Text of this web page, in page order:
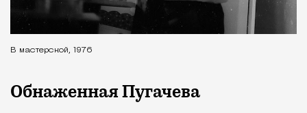
В мастерской, 1976
Обнаженная Пугачева